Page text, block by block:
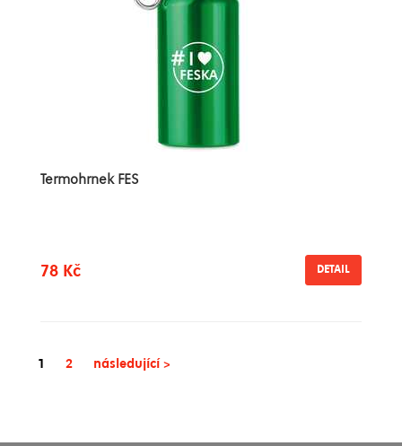
Termohrnek FES
78 Kč DETAIL
1 (current)
2(current)
následující >